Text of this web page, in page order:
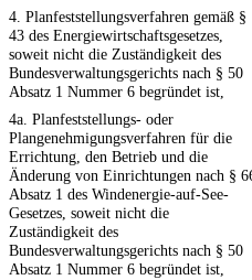
4. Planfeststellungsverfahren gemäß §
43 des Energiewirtschaftsgesetzes,
soweit nicht die Zuständigkeit des
Bundesverwaltungsgerichts nach § 50
Absatz 1 Nummer 6 begründet ist,
4a. Planfeststellungs- oder
Plangenehmigungsverfahren für die
Errichtung, den Betrieb und die
Änderung von Einrichtungen nach §
Absatz 1 des Windenergie-auf-See-
Gesetzes, soweit nicht die
Zuständigkeit des
Bundesverwaltungsgerichts nach § 50
Absatz 1 Nummer 6 begründet ist,